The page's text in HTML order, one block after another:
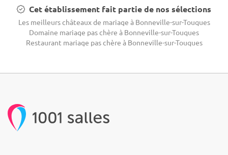
Cet établissement fait partie de nos sélections
Les meilleurs châteaux de mariage à Bonneville-sur-Touques
Domaine mariage pas chère à Bonneville-sur-Touques
Restaurant mariage pas chère à Bonneville-sur-Touques